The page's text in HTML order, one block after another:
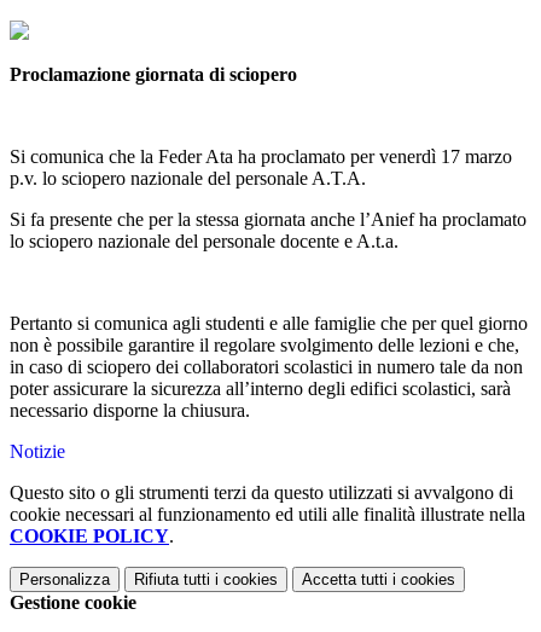
Proclamazione giornata di sciopero
Si comunica che la Feder Ata ha proclamato per venerdì 17 marzo
p.v. lo sciopero nazionale del personale A.T.A.
Si fa presente che per la stessa giornata anche l’Anief ha proclamato
lo sciopero nazionale del personale docente e A.t.a.
Pertanto si comunica agli studenti e alle famiglie che per quel giorno
non è possibile garantire il regolare svolgimento delle lezioni e che,
in caso di sciopero dei collaboratori scolastici in numero tale da non
poter assicurare la sicurezza all’interno degli edifici scolastici, sarà
necessario disporne la chiusura.
Notizie
Questo sito o gli strumenti terzi da questo utilizzati si avvalgono di
cookie necessari al funzionamento ed utili alle finalità illustrate nella
COOKIE POLICY.
Personalizza Rifiuta tutti i cookies Accetta tutti i cookies
Gestione cookie